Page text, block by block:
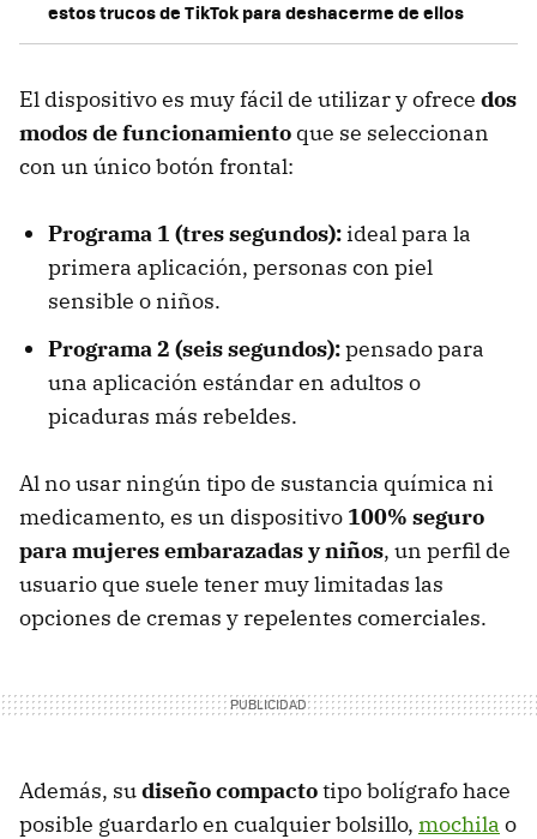
estos trucos de TikTok para deshacerme de ellos
El dispositivo es muy fácil de utilizar y ofrece dos
modos de funcionamiento que se seleccionan
con un único botón frontal:
Programa 1 (tres segundos): ideal para la
primera aplicación, personas con piel
sensible o niños.
Programa 2 (seis segundos):pensado para
una aplicación estándar en adultos o
picaduras más rebeldes.
Al no usar ningún tipo de sustancia química ni
medicamento, es un dispositivo 100% seguro
para mujeres embarazadas y niños, un perfil de
usuario que suele tener muy limitadas las
opciones de cremas y repelentes comerciales.
Además, sudiseño compactotipo bolígrafo hace
posible guardarlo en cualquier bolsillo, mochila o